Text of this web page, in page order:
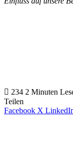
234 2 Minuten
Teilen
Facebook X